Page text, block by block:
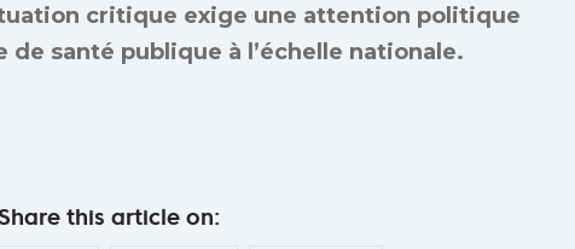
critique exige une attention politique
santé publique à l’échelle nationale.
Share this article on: